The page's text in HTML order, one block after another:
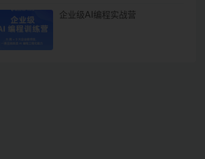
企业级AI编程实战营